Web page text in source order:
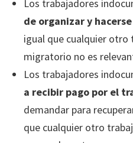
Los trabajadores
de organizar y
igual que cualquier otro
migratorio no es
Los trabajadores
a recibir pago por el
demandar para
que cualquier otro